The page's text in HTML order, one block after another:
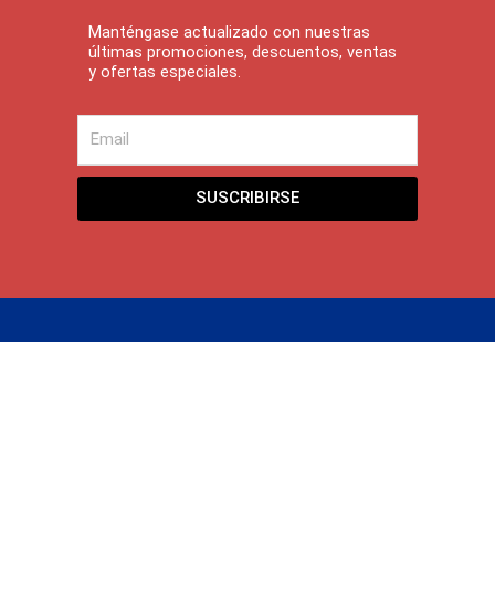
Manténgase actualizado con nuestras
últimas promociones, descuentos, ventas
y ofertas especiales.
SUSCRIBIRSE